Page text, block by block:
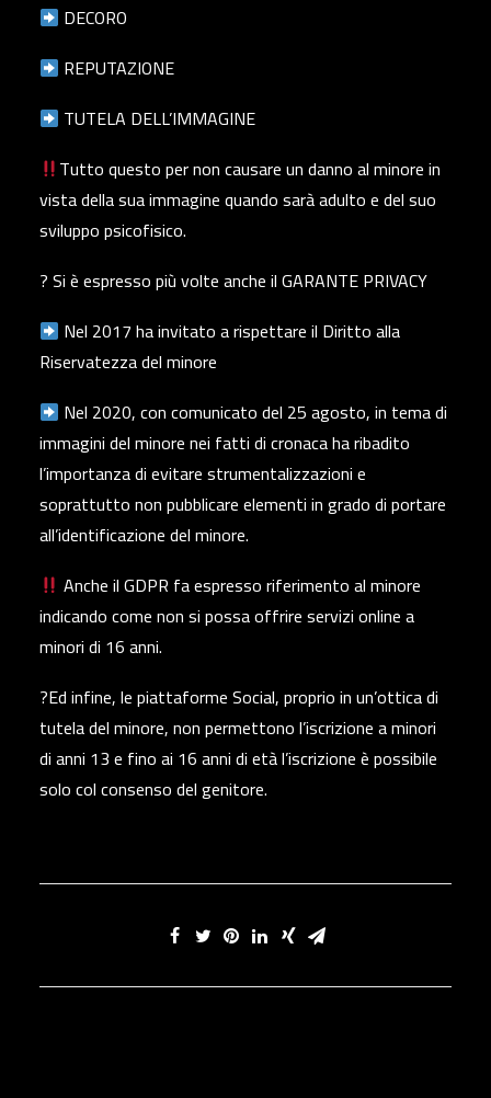
DECORO
REPUTAZIONE
TUTELA DELL’IMMAGINE
Tutto questo per non causare un danno al minore in
vista della sua immagine quando sarà adulto e del suo
sviluppo psicofisico.
? Si è espresso più volte anche il GARANTE PRIVACY
Nel 2017 ha invitato a rispettare il Diritto alla
Riservatezza del minore
Nel 2020, con comunicato del 25 agosto, in tema di
immagini del minore nei fatti di cronaca ha ribadito
l’importanza di evitare strumentalizzazioni e
soprattutto non pubblicare elementi in grado di portare
all’identificazione del minore.
Anche il GDPR fa espresso riferimento al minore
indicando come non si possa offrire servizi online a
minori di 16 anni.
?Ed infine, le piattaforme Social, proprio in un’ottica di
tutela del minore, non permettono l’iscrizione a minori
di anni 13 e fino ai 16 anni di età l’iscrizione è possibile
solo col consenso del genitore.